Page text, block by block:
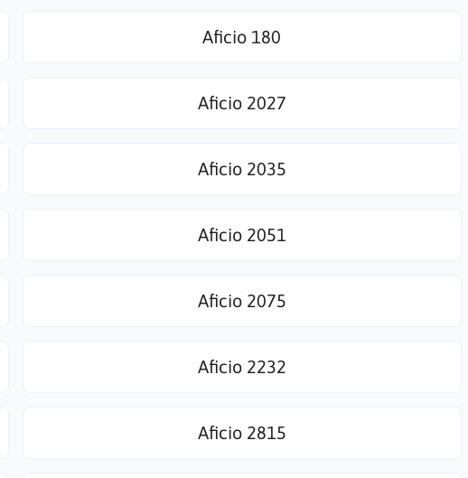
Aficio 180
Aficio 2027
Aficio 2035
Aficio 2051
Aficio 2075
Aficio 2232
Aficio 2815